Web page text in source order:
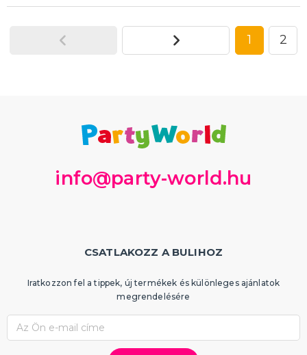
1 2
info@party-world.hu
CSATLAKOZZ A BULIHOZ
Iratkozzon fel a tippek, új termékek és különleges ajánlatok
megrendelésére